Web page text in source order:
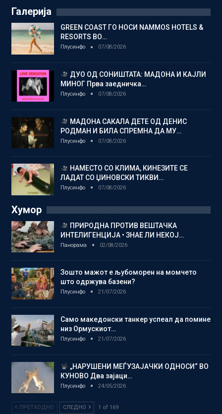
Галерија
GREEN COAST ГО НОСИ NAMMOS HOTELS &
RESORTS ВО…
Плусинфо 07/08/2026
ДУО ОД СОНИШТАТА: МАДОНА И КАЈЛИ
МИНОГ Прва заедничка…
Плусинфо 07/08/2026
МАДОНА САКАЛА ДЕТЕ ОД ДЕНИС
РОДМАН И БИЛА СПРЕМНА ДА МУ…
Плусинфо 07/08/2026
НАМЕСТО СО КЛИМА, КИНЕЗИТЕ СЕ
ЛАДАТ СО ЏИНОВСКИ ТИКВИ…
Плусинфо 07/08/2026
Хумор
ПРИРОДНА ПРОТИВ ВЕШТАЧКА
ИНТЕЛИГЕНЦИЈА • ЗНАЕ ЛИ НЕКОЈ…
Панорама 02/08/2026
Зошто мажот е љубоморен на момчето
што одржува базени?
Плусинфо 21/07/2026
Само македонски танкер успеал да помине
низ Ормускиот…
Плусинфо 21/07/2026
„НАРУШЕНИ МЕЃУЗАЈАЧКИ ОДНОСИ“ ВО
КУНОВО Два зајаци…
Плусинфо 24/05/2026
ПРЕТХОДНО СЛЕДНО 1 of 169